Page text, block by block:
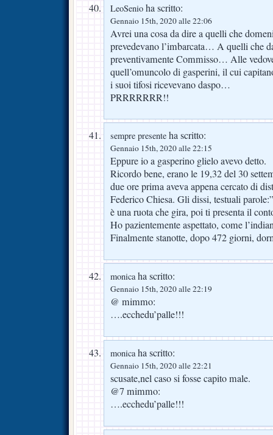
LeoSenio ha scritto:
Gennaio 15th, 2020 alle 22:06
Avrei una cosa da dire a quelli che
prevedevano l’imbarcata… A quelli che
preventivamente Commisso… Alle
quell’omuncolo di gasperini, il cui
i suoi tifosi ricevevano daspo…
PRRRRRRR!!
sempre presente ha scritto:
Gennaio 15th, 2020 alle 22:15
Eppure io a gasperino glielo avevo detto.
Ricordo bene, erano le 19,32 del 30
due ore prima aveva appena cercato di
Federico Chiesa. Gli dissi, testuali
è una ruota che gira, poi ti presenta il
Ho pazientemente aspettato, come
Finalmente stanotte, dopo 472 giorni,
monicaha scritto:
Gennaio 15th, 2020 alle 22:19
@ mimmo:
….ecchedu’palle!!!
monicaha scritto:
Gennaio 15th, 2020 alle 22:21
scusate,nel caso si fosse capito male.
@7 mimmo:
….ecchedu’palle!!!